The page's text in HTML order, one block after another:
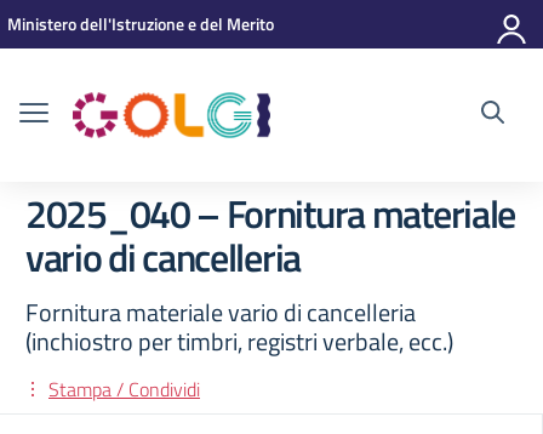
Vai ai contenuti
Vai al menu di navigazione
Vai al footer
Ministero dell'Istruzione e del Merito
2025_040 – Fornitura materiale
vario di cancelleria
Fornitura materiale vario di cancelleria
(inchiostro per timbri, registri verbale, ecc.)
Stampa / Condividi